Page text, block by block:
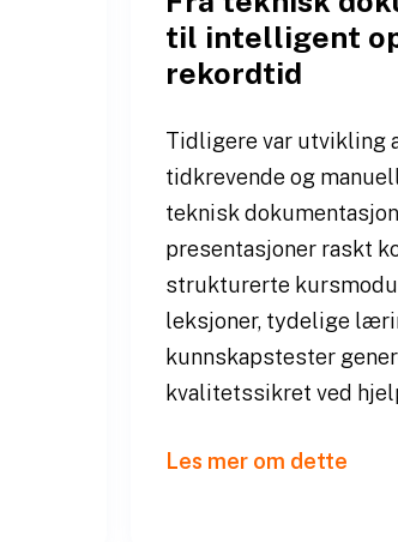
til intelligent
rekordtid
Tidligere var utvikling
tidkrevende og
teknisk
presentasjoner raskt
strukturerte
leksjoner, tydelige
kunnskapstester
kvalitetssikret ved
Les mer om dette